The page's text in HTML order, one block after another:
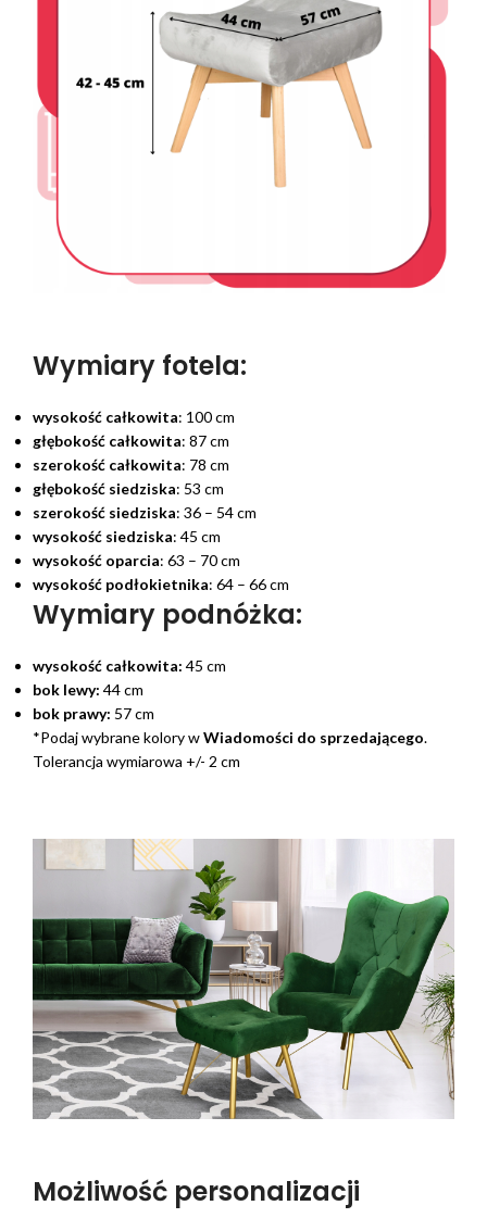
Wymiary fotela:
wysokość całkowita: 100 cm
głębokość całkowita: 87 cm
szerokość całkowita: 78 cm
głębokość siedziska: 53 cm
szerokość siedziska: 36 – 54 cm
wysokość siedziska: 45 cm
wysokość oparcia: 63 – 70 cm
wysokość podłokietnika: 64 – 66 cm
Wymiary podnóżka:
wysokość całkowita: 45 cm
bok lewy: 44 cm
bok prawy: 57 cm
*Podaj wybrane kolory wWiadomości do sprzedającego.
Tolerancja wymiarowa +/- 2 cm
Możliwość personalizacji